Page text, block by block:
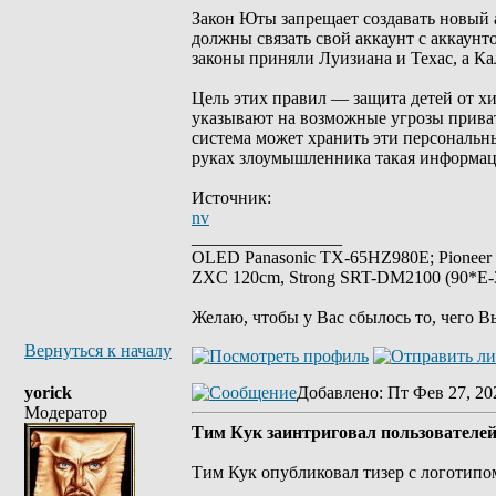
Закон Юты запрещает создавать
должны связать свой аккаунт с
законы приняли Луизиана и Техас, а
Цель этих правил — защита детей от
указывают на возможные угрозы
система может хранить эти
руках злоумышленника такая
Источник:
nv
OLED Panasonic TX-65HZ980E;
ZXC 120cm, Strong SRT-DM2100
Желаю, чтобы у Вас сбылось то, чего
Вернуться к началу
yorick
Модератор
Добавлено: Пт Фев 27,
Тим Кук заинтриговал
Тим Кук опубликовал тизер с